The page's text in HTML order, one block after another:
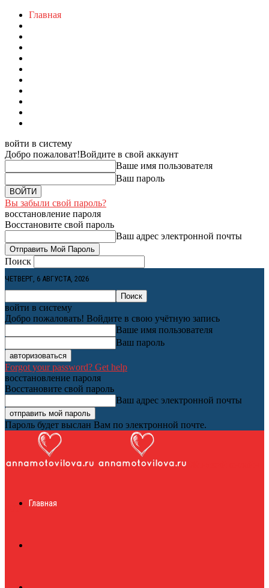
Главная
войти в систему
Добро пожаловат!Войдите в свой аккаунт
Ваше имя пользователя
Ваш пароль
Вы забыли свой пароль?
восстановление пароля
Восстановите свой пароль
Ваш адрес электронной почты
Поиск
ЧЕТВЕРГ, 6 АВГУСТА, 2026
войти в систему
Добро пожаловать! Войдите в свою учётную запись
Ваше имя пользователя
Ваш пароль
Forgot your password? Get help
восстановление пароля
Восстановите свой пароль
Ваш адрес электронной почты
Пароль будет выслан Вам по электронной почте.
журналГлавная